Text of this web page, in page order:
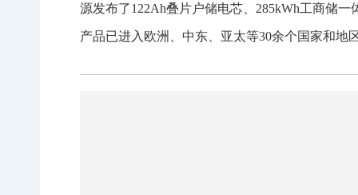
源发布了122Ah叠片户储电芯、285kWh工商储
产品已进入欧洲、中东、亚太等30余个国家和